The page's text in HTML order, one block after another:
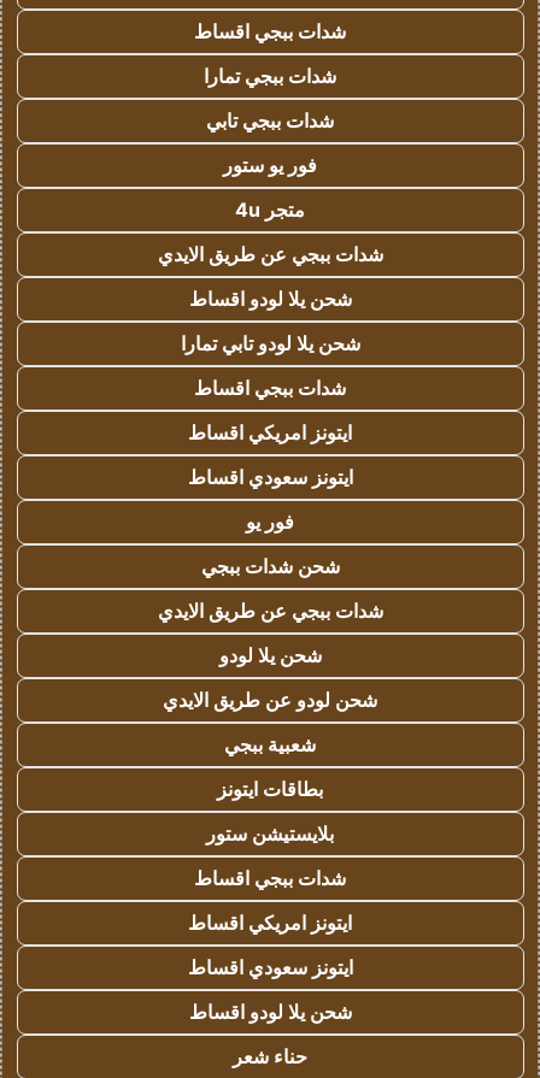
شدات ببجي اقساط
شدات ببجي تمارا
شدات ببجي تابي
فور يو ستور
متجر 4u
شدات ببجي عن طريق الايدي
شحن يلا لودو اقساط
شحن يلا لودو تابي تمارا
شدات ببجي اقساط
ايتونز امريكي اقساط
ايتونز سعودي اقساط
فور يو
شحن شدات ببجي
شدات ببجي عن طريق الايدي
شحن يلا لودو
شحن لودو عن طريق الايدي
شعبية ببجي
بطاقات ايتونز
بلايستيشن ستور
شدات ببجي اقساط
ايتونز امريكي اقساط
ايتونز سعودي اقساط
شحن يلا لودو اقساط
حناء شعر